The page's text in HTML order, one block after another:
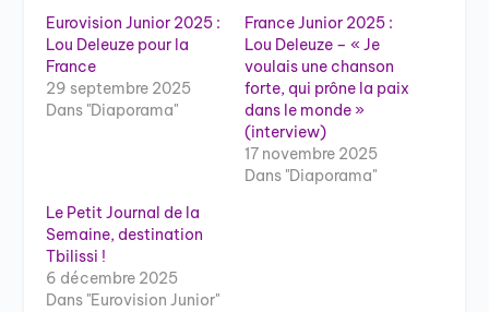
Eurovision Junior 2025 :
Lou Deleuze pour la
France
29 septembre 2025
Dans "Diaporama"
France Junior 2025 :
Lou Deleuze – « Je
voulais une chanson
forte, qui prône la paix
dans le monde »
(interview)
17 novembre 2025
Dans "Diaporama"
Le Petit Journal de la
Semaine, destination
Tbilissi !
6 décembre 2025
Dans "Eurovision Junior"